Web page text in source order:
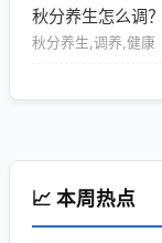
秋分养生怎么调
秋分养生,调养,健康
📈 本周热点